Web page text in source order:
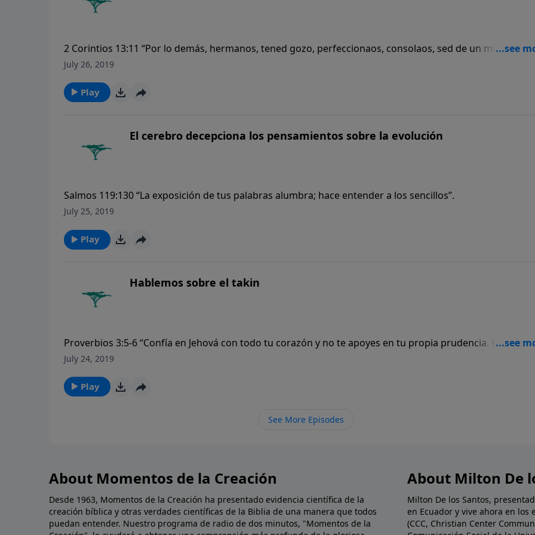
2 Corintios 13:11 “Por lo demás, hermanos, tened gozo, perfeccionaos, consolaos, sed de un mismo
y vivid en paz; y el Dios de paz y de amor estará con vosotros.”
July 26, 2019
Play
El cerebro decepciona los pensamientos sobre la evolución
Salmos 119:130 “La exposición de tus palabras alumbra; hace entender a los sencillos”.
July 25, 2019
Play
Hablemos sobre el takin
Proverbios 3:5-6 “Confía en Jehová con todo tu corazón y no te apoyes en tu propia prudencia.
en todos tus caminos y él hará derechas tus veredas”.
July 24, 2019
Play
See More Episodes
About Momentos de la Creación
Desde 1963, Momentos de la Creación ha presentado evidencia científica de la
creación bíblica y otras verdades científicas de la Biblia de una manera que todos
puedan entender. Nuestro programa de radio de dos minutos, "Momentos de la
About Milton De
Milton De los Santos,
en Ecuador y vive ahora en
(CCC, Christian Center